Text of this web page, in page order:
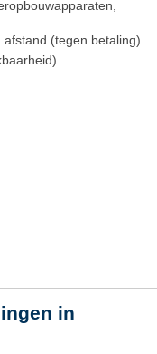
(tegen betaling)
in